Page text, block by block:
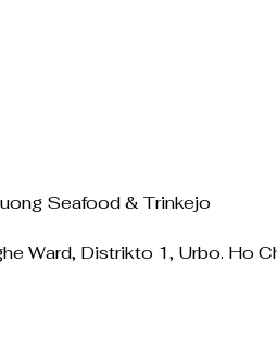
Seafood & Trinkejo
Ward, Distrikto 1, Urbo. Ho